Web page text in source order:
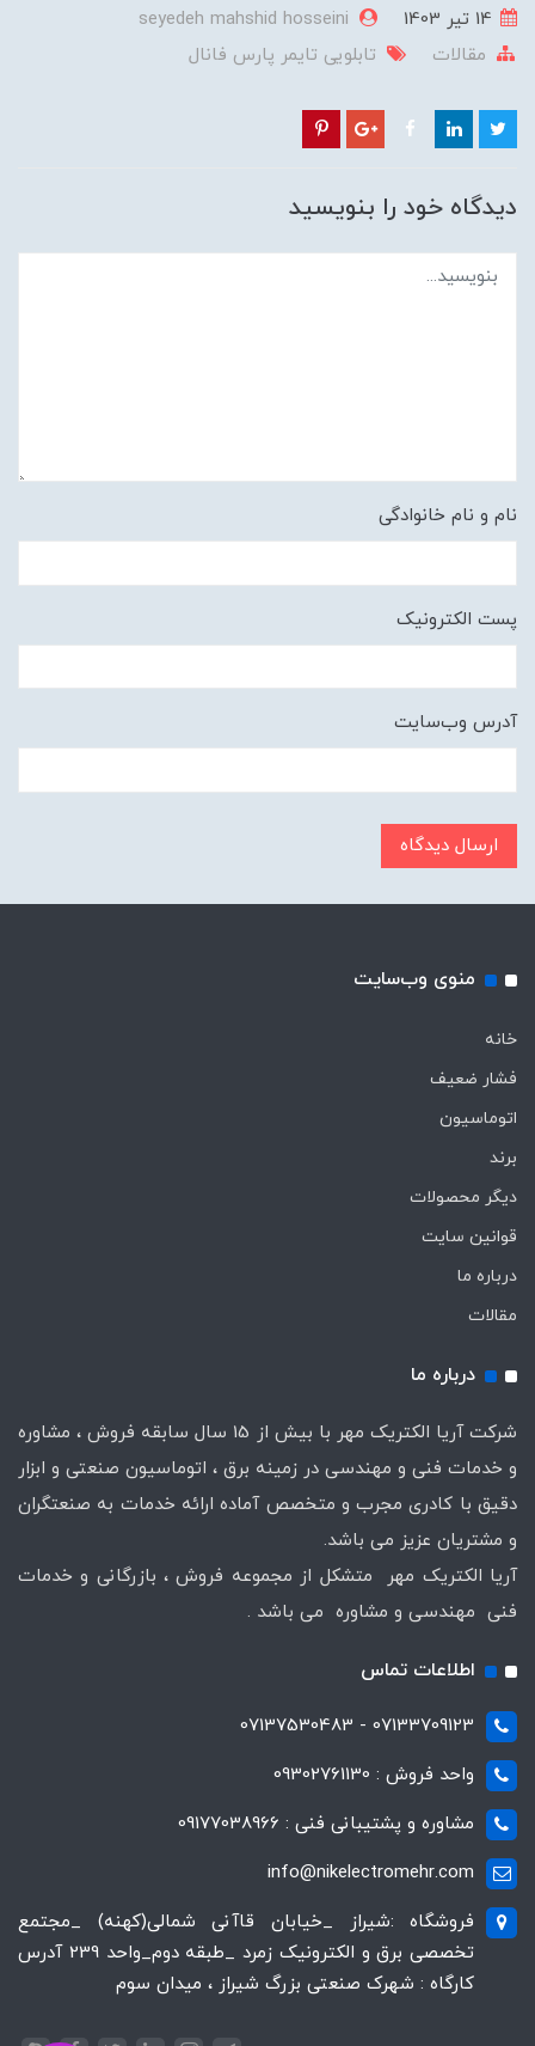
14 تير 1403
seyedeh mahshid hosseini
مقالات
تابلویی تایمر پارس فانال
دیدگاه خود را بنویسید
نام و نام خانوادگی
پست الکترونیک
آدرس وب‌سایت
ارسال دیدگاه
منوی وب‌سایت
خانه
فشار ضعیف
اتوماسیون
برند
دیگر محصولات
قوانین سایت
درباره ما
مقالات
درباره ما
شرکت آریا الکتریک مهر با بیش از 15 سال سابقه فروش ، مشاوره
و خدمات فنی و مهندسی در زمینه برق ، اتوماسیون صنعتی و ابزار
دقیق با کادری مجرب و متخصص آماده ارائه خدمات به صنعتگران
و مشتریان عزیز می باشد.
آریا الکتریک مهر متشکل از مجموعه فروش ، بازرگانی و خدمات
فنی مهندسی و مشاوره می باشد .
اطلاعات تماس
07133709123 - 07137530483
واحد فروش : 09302761130
مشاوره و پشتیبانی فنی : 09177038966
info@nikelectromehr.com
فروشگاه :شیراز _خیابان قاآنی شمالی(کهنه) _مجتمع
تخصصی برق و الکترونیک زمرد _طبقه دوم_واحد 239 آدرس
کارگاه : شهرک صنعتی بزرگ شیراز ، میدان سوم